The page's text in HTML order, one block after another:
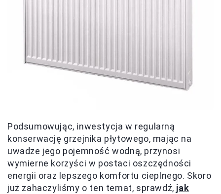
Podsumowując, inwestycja w regularną
konserwację grzejnika płytowego, mając na
uwadze jego pojemność wodną, przynosi
wymierne korzyści w postaci oszczędności
energii oraz lepszego komfortu cieplnego. Skoro
już zahaczyliśmy o ten temat, sprawdź, jak